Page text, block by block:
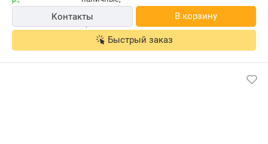
Контакты В корзину
Быстрый заказ